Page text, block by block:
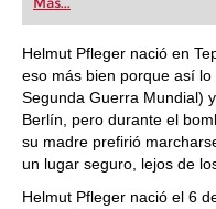
playing at a tournament level:
train more efficiently,
more personalised approach
Helmut Pfleger nació en
eso más bien porque así
Segunda Guerra Mundial)
Berlín, pero durante el
su madre prefirió
un lugar seguro, lejos de
Helmut Pfleger nació el 6